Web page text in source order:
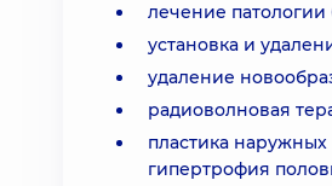
лечение
установка и
удаление
радиоволновая
пластика
гипертрофия